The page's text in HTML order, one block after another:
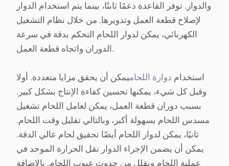
والدوار. توفر القاعدة دعمًا ثابتًا، بينما يتم استخدام الدوار
لإصلاح قطعة العمل وتدويرها. من خلال نظام التشغيل
الكهربائي، يمكن لدوار اللحام التحكم بدقة في سرعة
الدوران واتجاه قطعة العمل.
استخدام دوارة اللحاميمكن أن يحقق مزايا متعددة. أولا
وقبل كل شيء، يمكنها تحسين كفاءة الإنتاج بشكل كبير.
بسبب دوران قطعة العمل، يمكن لعامل اللحام تشغيل
مسدس اللحام بسهولة أكبر، وبالتالي تقليل وقت اللحام.
ثانيًا، يمكن لدوار اللحام أيضًا تحقيق لحام عالي الدقة.
يمكن أن يضمن الإجراء الدوار نقل الحرارة الموحد في
عملية اللحام ويقلل من حدوث عيوب اللحام. بالإضافة